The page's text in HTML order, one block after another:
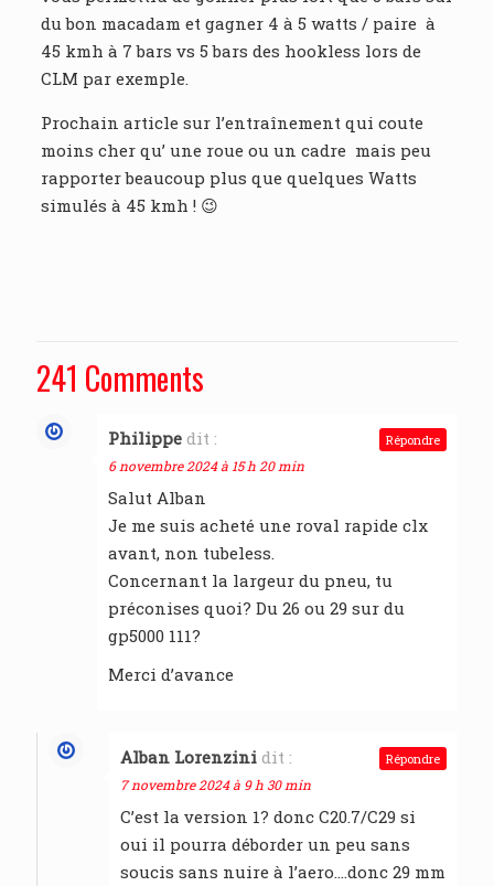
du bon macadam et gagner 4 à 5 watts / paire à
45 kmh à 7 bars vs 5 bars des hookless lors de
CLM par exemple.
Prochain article sur l’entraînement qui coute
moins cher qu’ une roue ou un cadre mais peu
rapporter beaucoup plus que quelques Watts
simulés à 45 kmh ! 😉
241 Comments
Philippe dit :
6 novembre 2024 à 15 h 20 min
Salut Alban
Je me suis acheté une roval rapide clx
avant, non tubeless.
Concernant la largeur du pneu, tu
préconises quoi? Du 26 ou 29 sur du
gp5000 111?
Merci d’avance
Répondre
Alban Lorenzini dit :
7 novembre 2024 à 9 h 30 min
C’est la version 1? donc C20.7/C29 si
oui il pourra déborder un peu sans
soucis sans nuire à l’aero….donc 29 mm
Répondre